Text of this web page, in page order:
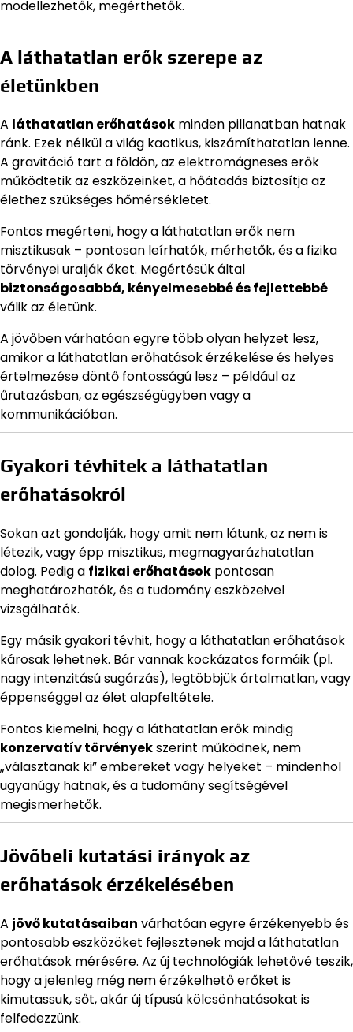
modellezhetők, megérthetők.
A láthatatlan erők szerepe az
életünkben
A láthatatlan erőhatások minden pillanatban hatnak
ránk. Ezek nélkül a világ kaotikus, kiszámíthatatlan lenne.
A gravitáció tart a földön, az elektromágneses erők
működtetik az eszközeinket, a hőátadás biztosítja az
élethez szükséges hőmérsékletet.
Fontos megérteni, hogy a láthatatlan erők nem
misztikusak – pontosan leírhatók, mérhetők, és a fizika
törvényei uralják őket. Megértésük által
biztonságosabbá, kényelmesebbé és fejlettebbé
válik az életünk.
A jövőben várhatóan egyre több olyan helyzet lesz,
amikor a láthatatlan erőhatások érzékelése és helyes
értelmezése döntő fontosságú lesz – például az
űrutazásban, az egészségügyben vagy a
kommunikációban.
Gyakori tévhitek a láthatatlan
erőhatásokról
Sokan azt gondolják, hogy amit nem látunk, az nem is
létezik, vagy épp misztikus, megmagyarázhatatlan
dolog. Pedig a fizikai erőhatások pontosan
meghatározhatók, és a tudomány eszközeivel
vizsgálhatók.
Egy másik gyakori tévhit, hogy a láthatatlan erőhatások
károsak lehetnek. Bár vannak kockázatos formáik (pl.
nagy intenzitású sugárzás), legtöbbjük ártalmatlan, vagy
éppenséggel az élet alapfeltétele.
Fontos kiemelni, hogy a láthatatlan erők mindig
konzervatív törvényekszerint működnek, nem
„választanak ki” embereket vagy helyeket – mindenhol
ugyanúgy hatnak, és a tudomány segítségével
megismerhetők.
Jövőbeli kutatási irányok az
erőhatások érzékelésében
A jövő kutatásaiban várhatóan egyre érzékenyebb és
pontosabb eszközöket fejlesztenek majd a láthatatlan
erőhatások mérésére. Az új technológiák lehetővé teszik,
hogy a jelenleg még nem érzékelhető erőket is
kimutassuk, sőt, akár új típusú kölcsönhatásokat is
felfedezzünk.